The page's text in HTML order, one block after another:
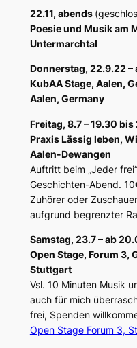
22.11, abends
Poesie und Musik am
Untermarchtal
Donnerstag, 22.9.22 –
KubAA Stage, Aalen,
Aalen, Germany
Freitag, 8.7 – 19.30 bis
Praxis Lässig leben,
Aalen-Dewangen
Auftritt beim „Jeder
Geschichten-Abend.
Zuhörer oder
aufgrund begrenzter
Samstag, 23.7 – ab
Open Stage, Forum 3,
Stuttgart
Vsl. 10 Minuten Musik
auch für mich
frei, Spenden
Open Stage Forum 3,